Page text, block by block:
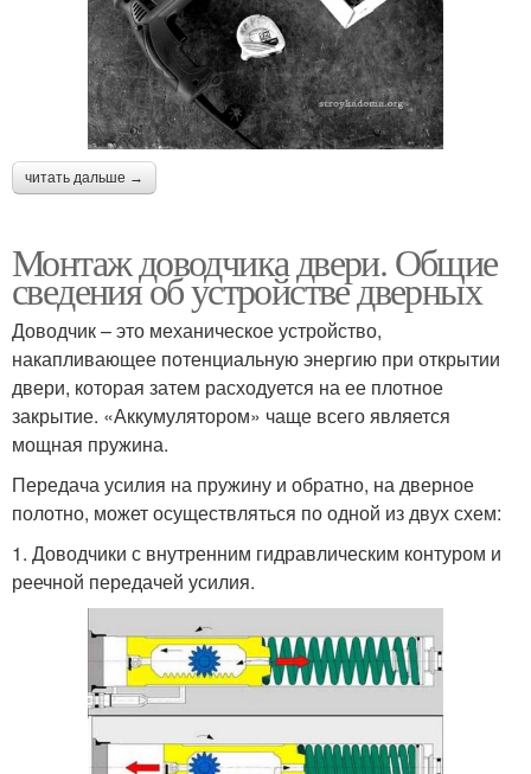
читать дальше →
Монтаж доводчика двери. Общие
сведения об устройстве дверных
Доводчик – это механическое устройство,
накапливающее потенциальную энергию при открытии
двери, которая затем расходуется на ее плотное
закрытие. «Аккумулятором» чаще всего является
мощная пружина.
Передача усилия на пружину и обратно, на дверное
полотно, может осуществляться по одной из двух схем:
1. Доводчики с внутренним гидравлическим контуром и
реечной передачей усилия.